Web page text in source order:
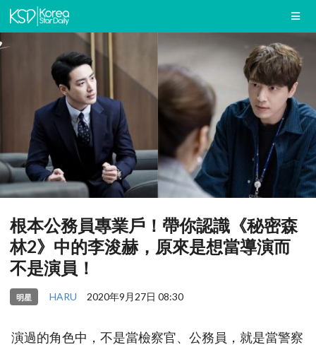
根本公務員專業戶！帶你認識《秘密森
林2》中的李浚赫，原來是想當導演而
不是演員！
明星 HARU 2020年9月27日 08:30
演過的角色中，不是當檢察官、公務員，就是當警察